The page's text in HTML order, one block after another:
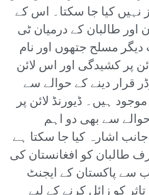
نہیں کیا جا سکتا۔ اس کے
اور طالبان کے درمیان ٹی
مسلح جتھوں اور نام
پر کشیدگی اور اس لائن
قرار دینے کے حوالے سے
ہیں۔ ڈیورنڈ لائن پر
سے بھی دو اہم
اشارہ کیا جا سکتا ہے
طالبان کو افغانستان کی
سے پاکستان کے ایجنٹ